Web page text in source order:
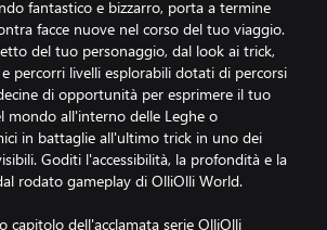
fantastico e bizzarro, porta a termine
facce nuove nel corso del tuo viaggio.
del tuo personaggio, dal look ai trick,
percorri livelli esplorabili dotati di percorsi
di opportunità per esprimere il tuo
mondo all'interno delle Leghe o
in battaglie all'ultimo trick in uno dei
Goditi l'accessibilità, la profondità e la
rodato gameplay di OlliOlli World.
capitolo dell'acclamata serie OlliOlli